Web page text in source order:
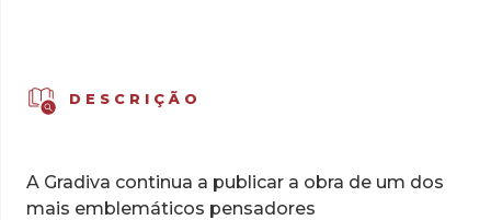
DESCRIÇÃO
A Gradiva continua a publicar a obra de um dos
mais emblemáticos pensadores